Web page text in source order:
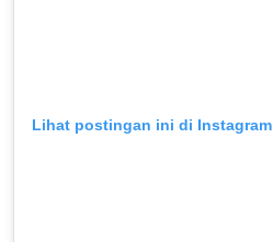
Lihat postingan ini di Instagram